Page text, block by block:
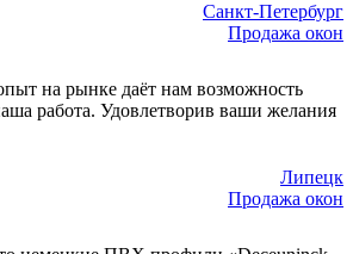
Санкт-Петербург
Продажа окон
на рынке даёт нам возможность
работа. Удовлетворив ваши желания
Липецк
Продажа окон